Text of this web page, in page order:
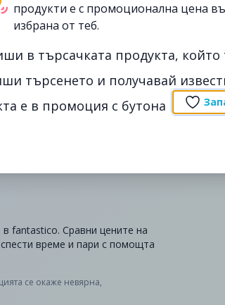
fantastico. Сравни цените на
време и пари с помощта
се окаже невярна,
продукти е с промоционална цена
избрана от теб.
в търсачката продукта,
търсенето и получавай
е в промоция с бутона